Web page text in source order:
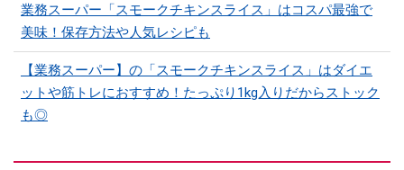
業務スーパー「スモークチキンスライス」はコスパ最強で
美味！保存方法や人気レシピも
【業務スーパー】の「スモークチキンスライス」はダイエ
ットや筋トレにおすすめ！たっぷり1kg入りだからストック
も◎